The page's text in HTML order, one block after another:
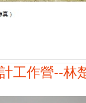
工作營--林